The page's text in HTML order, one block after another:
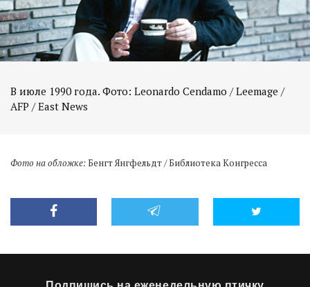
В июле 1990 года. Фото: Leonardo Cendamo / Leemage /
Фото на обложке:Бенгт Янгфельдт / Библиотека Конгресса